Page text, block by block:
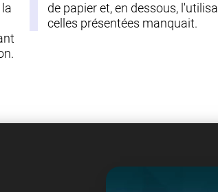
de papier et, en dessous,
celles présentées manquait.